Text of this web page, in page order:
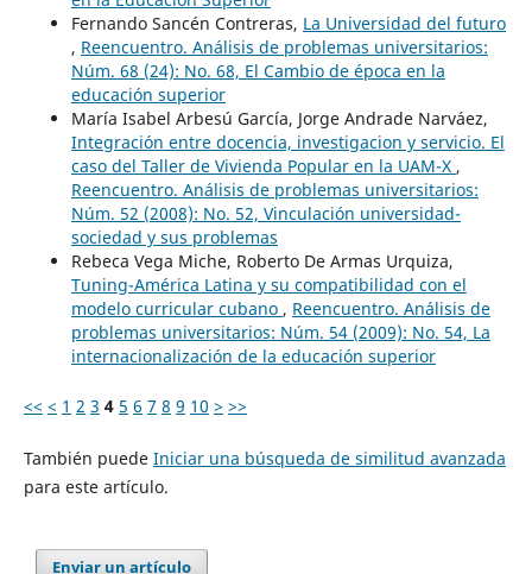
Fernando Sancén Contreras, La Universidad del futuro
, Reencuentro. Análisis de problemas universitarios:
Núm. 68 (24): No. 68, El Cambio de época en la
educación superior
María Isabel Arbesú García, Jorge Andrade Narváez,
Integración entre docencia, investigacion y servicio. El
caso del Taller de Vivienda Popular en la UAM-X ,
Reencuentro. Análisis de problemas universitarios:
Núm. 52 (2008): No. 52, Vinculación universidad-
sociedad y sus problemas
Rebeca Vega Miche, Roberto De Armas Urquiza,
Tuning-América Latina y su compatibilidad con el
modelo curricular cubano , Reencuentro. Análisis de
problemas universitarios: Núm. 54 (2009): No. 54, La
internacionalización de la educación superior
<< < 1 2 3 4 5 6 7 8 9 10 > >>
También puede Iniciar una búsqueda de similitud avanzada
para este artículo.
Enviar un artículo